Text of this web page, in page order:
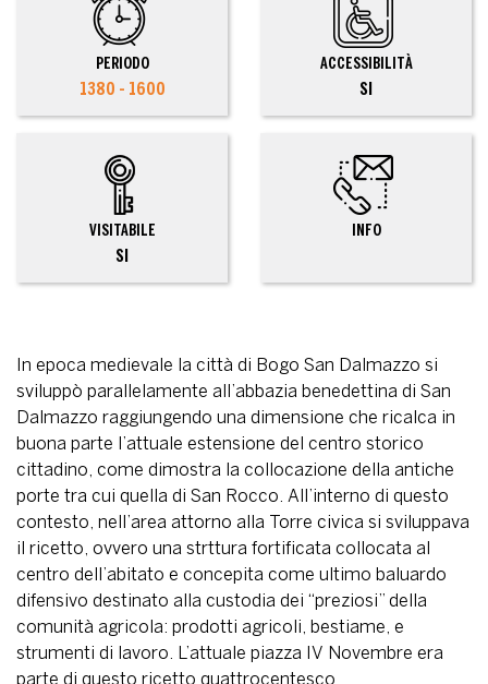
PERIODO
1380 - 1600
ACCESSIBILITÀ
SI
VISITABILE
SI
INFO
In epoca medievale la città di Bogo San Dalmazzo si
sviluppò parallelamente all’abbazia benedettina di San
Dalmazzo raggiungendo una dimensione che ricalca in
buona parte l’attuale estensione del centro storico
cittadino, come dimostra la collocazione della antiche
porte tra cui quella di San Rocco. All’interno di questo
contesto, nell’area attorno alla Torre civica si sviluppava
il ricetto, ovvero una strttura fortificata collocata al
centro dell’abitato e concepita come ultimo baluardo
difensivo destinato alla custodia dei “preziosi” della
comunità agricola: prodotti agricoli, bestiame, e
strumenti di lavoro. L’attuale piazza IV Novembre era
parte di questo ricetto quattrocentesco